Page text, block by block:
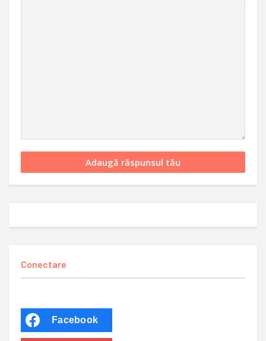
Conectare
Facebook